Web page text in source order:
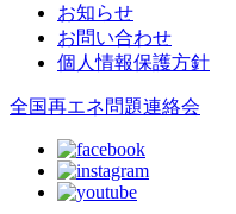
お知らせ
お問い合わせ
個人情報保護方針
全国再エネ問題連絡会